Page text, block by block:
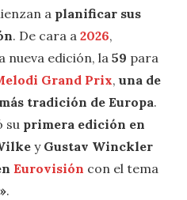
a planificar sus
. De cara a 2026,
nueva edición, la 59 para
Grand Prix, una de
tradición de Europa.
su primera edición en
y Gustav Winckler
Eurovisión con el tema
.